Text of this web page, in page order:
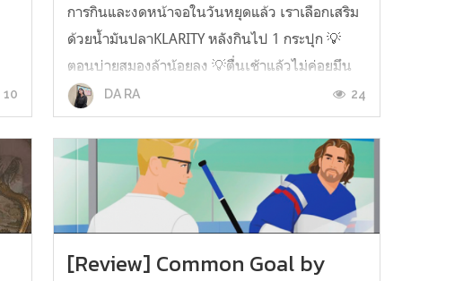
10
การกินและงดหน้าจอในวันหยุดแล้ว เราเลือกเสริม
ด้วยน้ำมันปลาKLARITY หลังกินไป 1 กระปุก 💡
ตอนบ่ายสมองล้าน้อยลง 💡ตื่นเช้าแล้วไม่ค่อยมึน
หัว 💡ไอเดียไม่ตัน ยิ่งทำงานสาย Content แนะนำ
ว่าควรมี ชอบตรงที่ไม่มีกลิ่นคาวเลย กินง่ายสุด
ตั้งแต่เคยกินน้ำมันปลามาเลย ใครที่เคยกิ...
DA RA 24
[Review] Common Goal by